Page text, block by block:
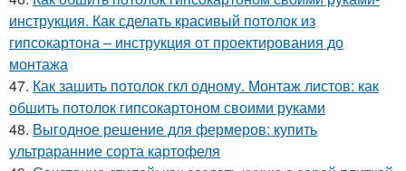
инструкция. Как сделать красивый потолок из
гипсокартона – инструкция от проектирования до
монтажа
47. Как зашить потолок гкл одному. Монтаж листов: как
обшить потолок гипсокартоном своими руками
48. Выгодное решение для фермеров: купить
ультраранние сорта картофеля